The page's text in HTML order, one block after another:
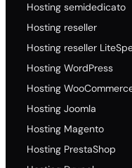
Hosting semidedicato
Hosting reseller
Hosting reseller
Hosting WordPress
Hosting
Hosting Joomla
Hosting Magento
Hosting PrestaShop